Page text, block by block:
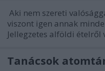
Aki nem szereti
viszont igen annak
Jellegzetes alföldi ételről
Tanácsok